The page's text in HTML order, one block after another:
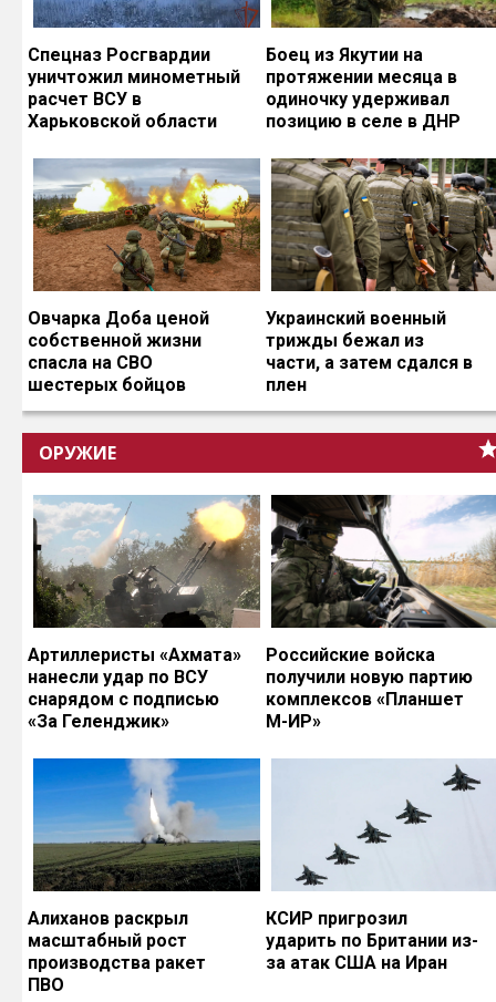
Спецназ Росгвардии
уничтожил минометный
расчет ВСУ в
Харьковской области
Боец из Якутии на
протяжении месяца в
одиночку удерживал
позицию в селе в ДНР
Овчарка Доба ценой
собственной жизни
спасла на СВО
шестерых бойцов
Украинский военный
трижды бежал из
части, а затем сдался в
плен
ОРУЖИЕ
Артиллеристы «Ахмата»
нанесли удар по ВСУ
снарядом с подписью
«За Геленджик»
Российские войска
получили новую партию
комплексов «Планшет
М-ИР»
Алиханов раскрыл
масштабный рост
производства ракет
ПВО
КСИР пригрозил
ударить по Британии из-
за атак США на Иран